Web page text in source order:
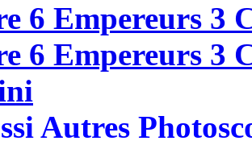
6 Empereurs 3
6 Empereurs 3
Autres